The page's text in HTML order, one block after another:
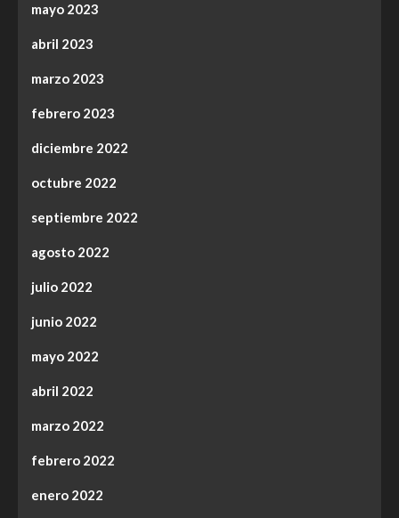
mayo 2023
abril 2023
marzo 2023
febrero 2023
diciembre 2022
octubre 2022
septiembre 2022
agosto 2022
julio 2022
junio 2022
mayo 2022
abril 2022
marzo 2022
febrero 2022
enero 2022